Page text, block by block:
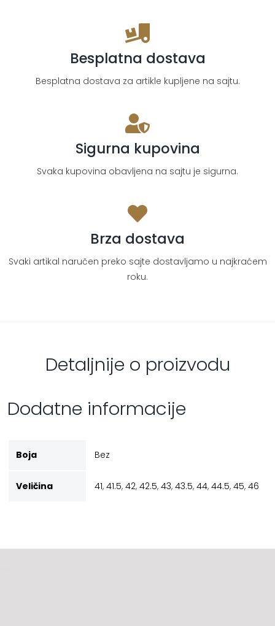
Besplatna dostava
Besplatna dostava za artikle kupljene na sajtu.
Sigurna kupovina
Svaka kupovina obavljena na sajtu je sigurna.
Brza dostava
Svaki artikal naručen preko sajte dostavljamo u najkraćem
roku.
Detaljnije o proizvodu
Dodatne informacije
Boja Bez
Veličina 41, 41.5, 42, 42.5, 43, 43.5, 44, 44.5, 45, 46